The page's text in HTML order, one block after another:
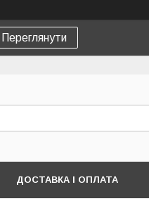
Переглянути
ДОСТАВКА І ОПЛАТА